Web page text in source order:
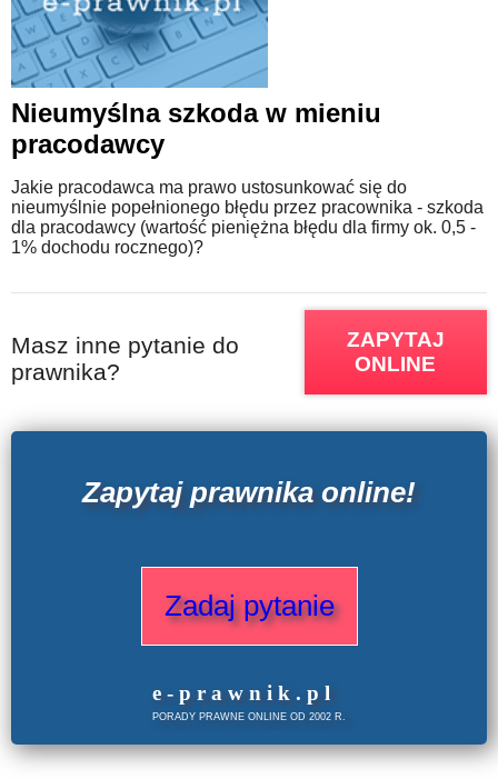
Nieumyślna szkoda w mieniu
pracodawcy
Jakie pracodawca ma prawo ustosunkować się do
nieumyślnie popełnionego błędu przez pracownika - szkoda
dla pracodawcy (wartość pieniężna błędu dla firmy ok. 0,5 -
1% dochodu rocznego)?
Masz inne pytanie do
prawnika?
ZAPYTAJ
ONLINE
Zapytaj prawnika online!
Zadaj pytanie
e -prawnik . pl
PORADY PRAWNE ONLINE OD 2002 R.